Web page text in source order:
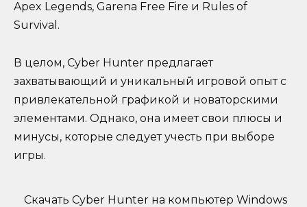
Apex Legends, Garena Free Fire и Rules of
Survival.
В целом, Cyber Hunter предлагает
захватывающий и уникальный игровой опыт с
привлекательной графикой и новаторскими
элементами. Однако, она имеет свои плюсы и
минусы, которые следует учесть при выборе
игры.
Скачать Cyber Hunter на компьютер Windows